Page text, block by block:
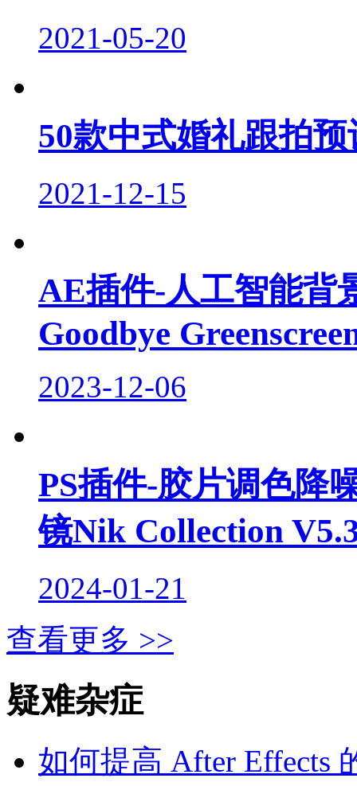
2021-05-20
50款中式婚礼跟拍预
2021-12-15
AE插件-人工智能背
Goodbye
2023-12-06
PS插件-胶片调色降
镜Nik Collection
2024-01-21
查看更多 >>
疑难杂症
如何提高 After Effects